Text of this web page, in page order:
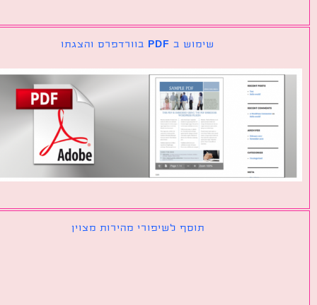
שימוש ב PDF בוורדפרס והצגתו
תוסף לשיפורי מהירות מצוין